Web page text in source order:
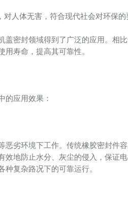
人体无害，符合现代社会对环保的
盖密封领域得到了广泛的应用。相
寿命，提高其可靠性。
的应用效果：
恶劣环境下工作。传统橡胶密封件
效地防止水分、灰尘的侵入，保证
复杂路况下的可靠运行。